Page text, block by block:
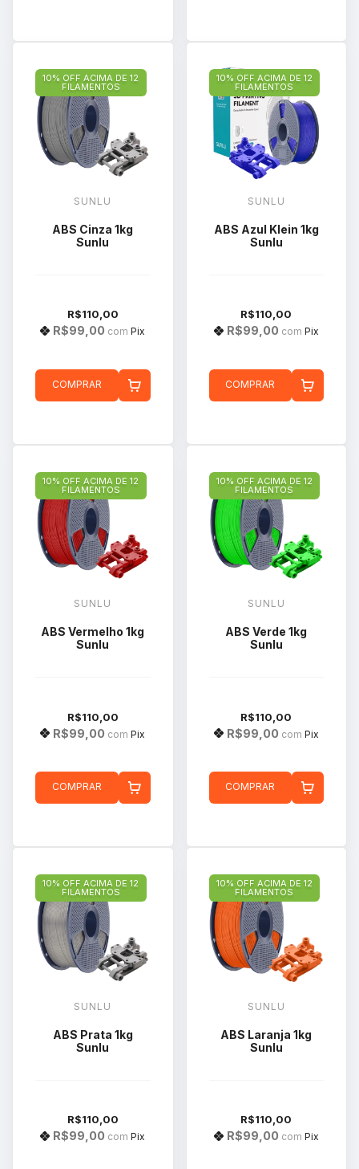
10% OFF ACIMA DE 12
FILAMENTOS
SUNLU
ABS Cinza 1kg
Sunlu
R$110,00
R$99,00 com Pix
COMPRAR
10% OFF ACIMA DE 12
FILAMENTOS
SUNLU
ABS Azul Klein 1kg
Sunlu
R$110,00
R$99,00 com Pix
COMPRAR
10% OFF ACIMA DE 12
FILAMENTOS
SUNLU
ABS Vermelho 1kg
Sunlu
R$110,00
R$99,00 com Pix
COMPRAR
10% OFF ACIMA DE 12
FILAMENTOS
SUNLU
ABS Verde 1kg
Sunlu
R$110,00
R$99,00 com Pix
COMPRAR
10% OFF ACIMA DE 12
FILAMENTOS
SUNLU
ABS Prata 1kg
Sunlu
R$110,00
R$99,00 com Pix
10% OFF ACIMA DE 12
FILAMENTOS
SUNLU
ABS Laranja 1kg
Sunlu
R$110,00
R$99,00 com Pix